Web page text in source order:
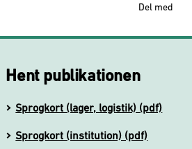
Del med
Hent publikationen
Sprogkort (lager, logistik) (pdf)
Sprogkort (institution) (pdf)